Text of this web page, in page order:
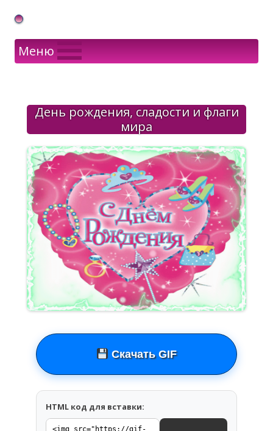
Gif Открытки в подарок
Меню
День рождения, сладости и флаги
мира
Скачать GIF
HTML код для вставки: